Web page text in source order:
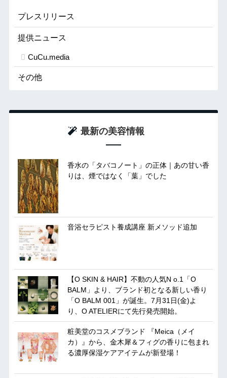
プレスリリース
提供ニュース
CuCu.media
その他
最新の美容情報
香水の「タバコノート」の正体｜あの甘い香
りは、煙ではなく「葉」でした
音浴セラピスト養成講座 新メソッド追加
【O SKIN & HAIR】不動の人気N o.1「O
BALM」より、ブランド初となる新しい香り
「O BALM 001」が誕生。7月31日(金)よ
り、O ATELIERにて先行発売開始。
粧美堂のコスメブランド 『Meica（メイ
カ）』から、金木犀＆フィグの香りに包まれ
る濃厚保湿ケアアイテムが新登場！